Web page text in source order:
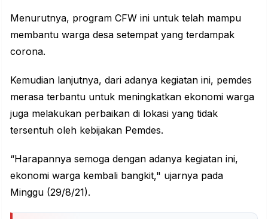
Menurutnya, program CFW ini untuk telah mampu
membantu warga desa setempat yang terdampak
corona.
Kemudian lanjutnya, dari adanya kegiatan ini, pemdes
merasa terbantu untuk meningkatkan ekonomi warga
juga melakukan perbaikan di lokasi yang tidak
tersentuh oleh kebijakan Pemdes.
“Harapannya semoga dengan adanya kegiatan ini,
ekonomi warga kembali bangkit," ujarnya pada
Minggu (29/8/21).